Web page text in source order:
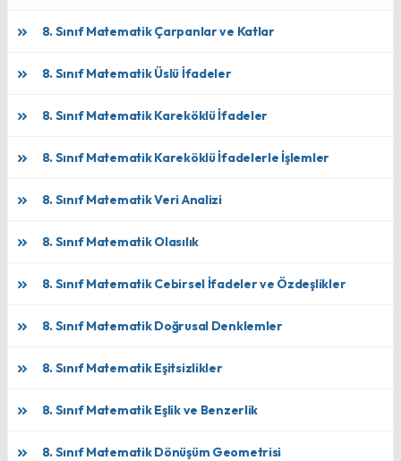
8. Sınıf Matematik Çarpanlar ve Katlar
8. Sınıf Matematik Üslü İfadeler
8. Sınıf Matematik Kareköklü İfadeler
8. Sınıf Matematik Kareköklü İfadelerle İşlemler
8. Sınıf Matematik Veri Analizi
8. Sınıf Matematik Olasılık
8. Sınıf Matematik Cebirsel İfadeler ve Özdeşlikler
8. Sınıf Matematik Doğrusal Denklemler
8. Sınıf Matematik Eşitsizlikler
8. Sınıf Matematik Eşlik ve Benzerlik
8. Sınıf Matematik Dönüşüm Geometrisi